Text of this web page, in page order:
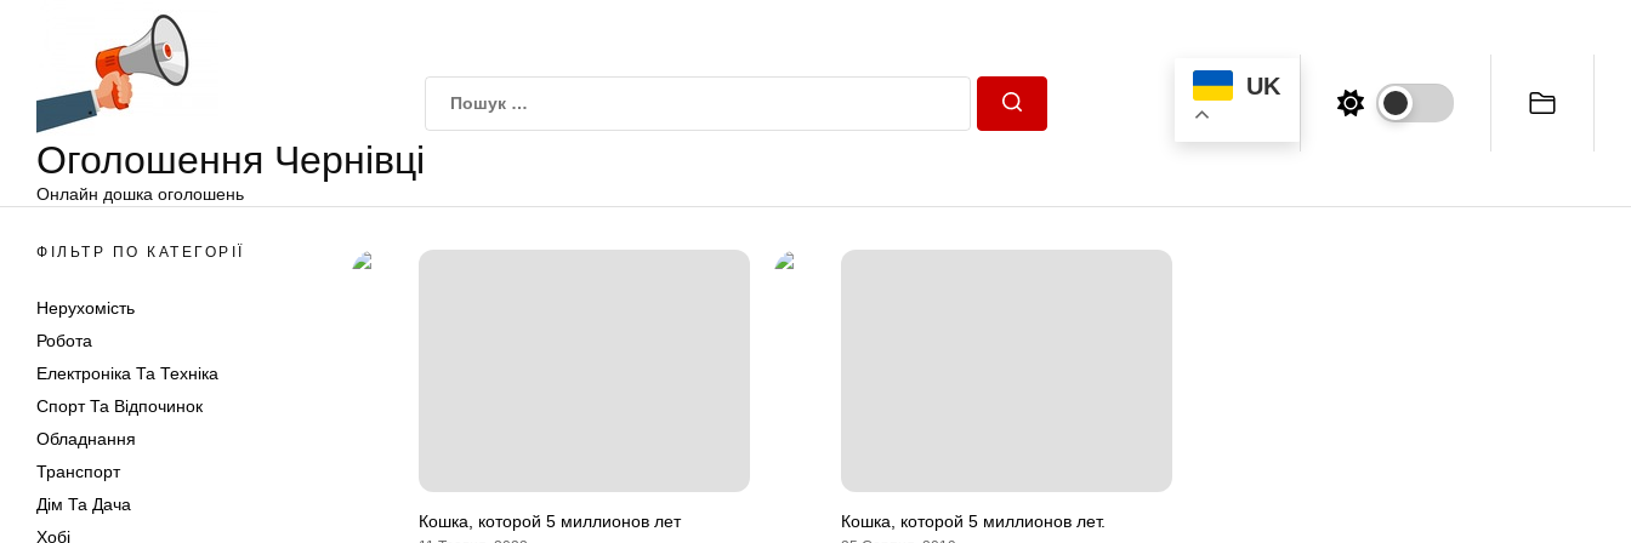
Оголошення Чернівці
Онлайн дошка оголошень
UK
ФІЛЬТР ПО КАТЕГОРІЇ
Нерухомість
Робота
Електроніка Та Техніка
Спорт Та Відпочинок
Обладнання
Транспорт
Дім Та Дача
Хобі
Кошка, которой 5 миллионов лет Кошка, которой 5 миллионов лет.